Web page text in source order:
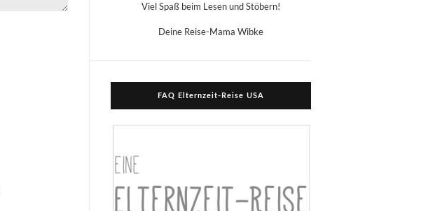
Viel Spaß beim Lesen und Stöbern!
Deine Reise-Mama Wibke
FAQ Elternzeit-Reise USA